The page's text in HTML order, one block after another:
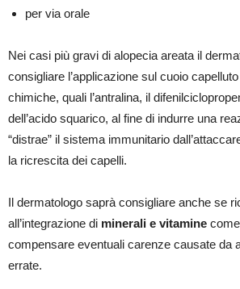
per via orale
Nei casi più gravi di alopecia areata il
consigliare l’applicazione sul cuoio
chimiche, quali l’antralina, il
dell’acido squarico, al fine di indurre una
“distrae” il sistema immunitario
la ricrescita dei capelli.
Il dermatologo saprà consigliare anche se
all’integrazione di minerali e vitamine
compensare eventuali carenze causate da
errate.